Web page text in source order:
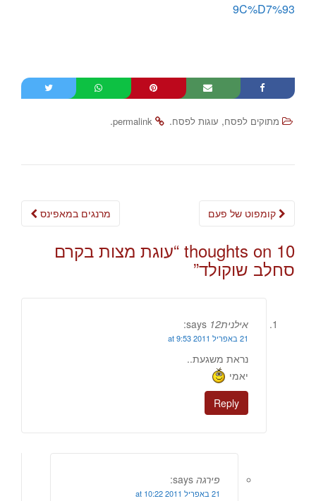
9C%D7%93
מתוקים לפסח, עוגות לפסח.
permalink
.
Post
מרנגים במאפינס
10 thoughts on “ עוגת מצות בקרם
סחלב שוקולד”
אילנית12 says:
21 באפריל 2011 at 9:53
נראת משגעת..
יאמי
Reply
פירגה says:
21 באפריל 2011 at 10:22